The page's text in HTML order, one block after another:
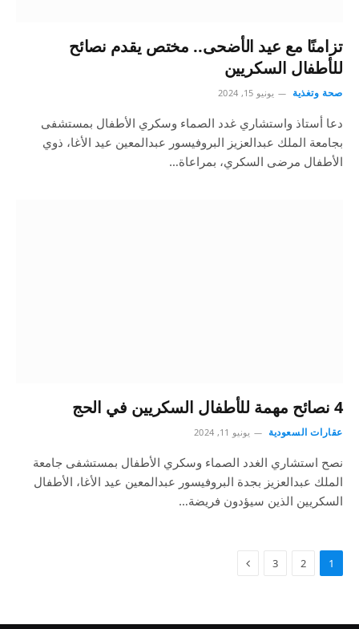
تزامنًا مع عيد الأضحى.. مختص يقدم نصائح
للأطفال السكريين
صحة وتغذية يونيو 15, 2024
دعا أستاذ واستشاري غدد الصماء وسكري الأطفال بمستشفى
بجامعة الملك عبدالعزيز البروفيسور عبدالمعين عيد الأغا، ذوي
الأطفال مرضى السكري، بمراعاة…
4 نصائح مهمة للأطفال السكريين في الحج
عقارات السعودية يونيو 11, 2024
نصح استشاري الغدد الصماء وسكري الأطفال بمستشفى جامعة
الملك عبدالعزيز بجدة البروفيسور عبدالمعين عيد الأغا، الأطفال
السكريين الذين سيؤدون فريضة…
1
2
3